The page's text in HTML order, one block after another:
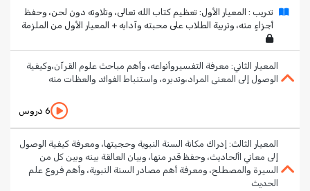
تدريب : المعيار الأول: تعظيم كتاب الله تعالى، وتلاوته دون لحن، وحفظ
أجزاءٍ منه، وتربية الطلاب على محبته وآدابه + المعيار الأول من الملزمة
المعيار الثاني: معرفة التفسيروأنواعه، وأهم مباحث علوم القرآن،وكيفية
الوصول إلى المعنى المراد،وتدبره، واستنباط الفوائد والعظات منه
6 دروس
المعيار الثالث: إدراك مكانة السنة النبوية وحجيتها، ومعرفة كيفية الوصول
إلى معاني األحاديث، وحفظ قدر منها، وبيان العالقة بينه وبين كل من
السيرة والمصطلح، ومعرفة أهم مصادر السنة النبوية، وأهم فروع علم
الحديث